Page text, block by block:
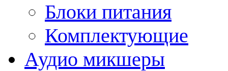
Блоки питания
Комплектующие
Аудио микшеры